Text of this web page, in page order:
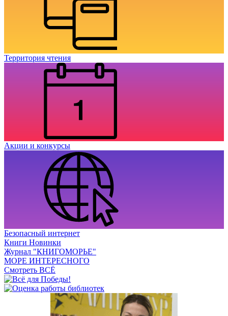
Территория чтения
Акции и конкурсы
Безопасный интернет
Книги Новинки
Журнал "КНИГОМОРЬЕ"
МОРЕ ИНТЕРЕСНОГО
Смотреть ВСЁ